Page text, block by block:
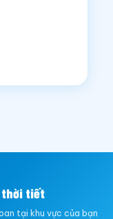
thời tiết
tại khu vực của bạn